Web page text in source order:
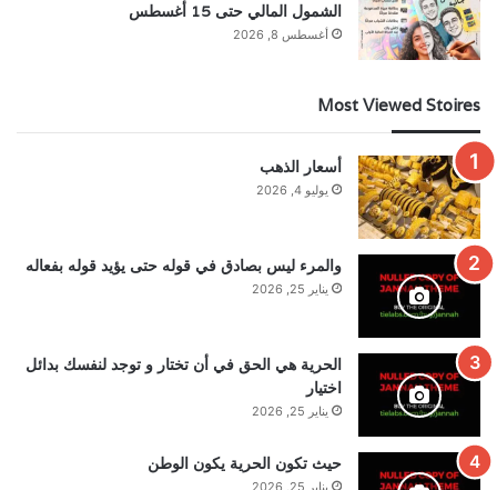
الشمول المالي حتى 15 أغسطس
أغسطس 8, 2026
Most Viewed Stoires
أسعار الذهب
يوليو 4, 2026
والمرء ليس بصادق في قوله حتى يؤيد قوله بفعاله
يناير 25, 2026
الحرية هي الحق في أن تختار و توجد لنفسك بدائل
اختيار
يناير 25, 2026
حيث تكون الحرية يكون الوطن
يناير 25, 2026